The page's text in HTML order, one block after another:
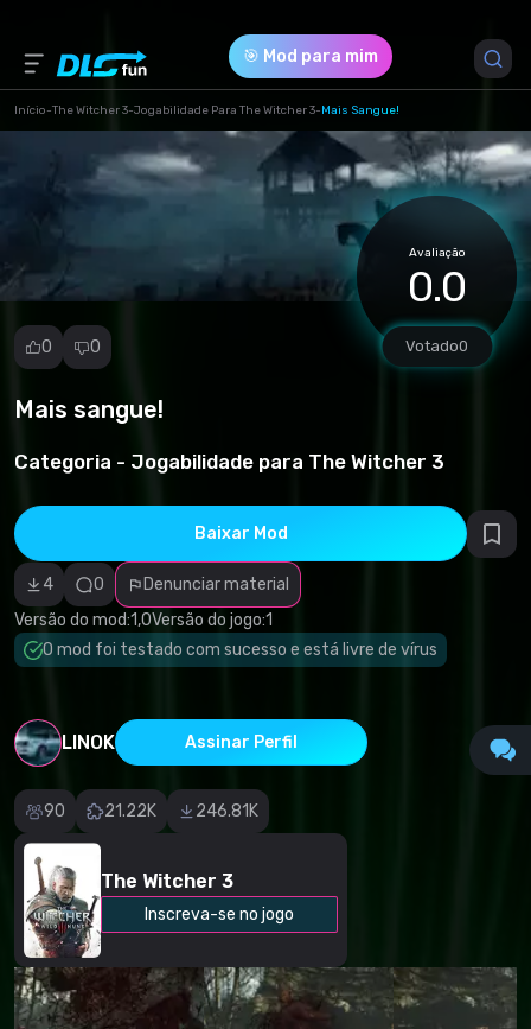
🎯 Mod para mim
Início-The Witcher 3-Jogabilidade Para The Witcher 3-Mais Sangue!
Avaliação
0.0
Votado0
0 0
Mais sangue!
Categoria - Jogabilidade para The Witcher 3
Baixar Mod
4 0
Denunciar material
Versão do mod:1,0Versão do jogo:1
O mod foi testado com sucesso e está livre de vírus
LINOK Assinar Perfil
90 21.22K 246.81K
The Witcher 3
Inscreva-se no jogo
Denunciar
incorreta
Software
malicioso/vírus
Conteúdo não
funcional
Descrição
Versão do Jogo *
1 (26a89983ae7867d51f13ce4cd733f898.rar)
Download (187.47 Kb)